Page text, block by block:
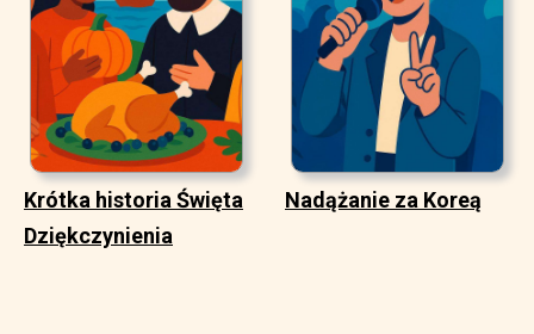
Krótka historia Święta
Dziękczynienia
Nadążanie za Koreą